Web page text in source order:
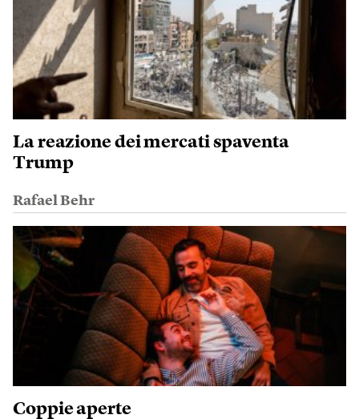
La reazione dei mercati spaventa
Trump
Rafael Behr
Coppie aperte